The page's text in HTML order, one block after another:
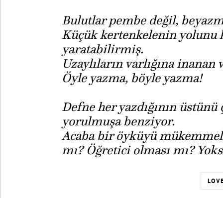
Bulutlar pembe değil,
Küçük kertenkelenin yolunu
yaratabilirmiş.
Uzaylıların varlığına
Öyle yazma, böyle yazma!
Defne her yazdığının
yorulmuşa benziyor.
Acaba bir öyküyü
mı? Öğretici olması mı?